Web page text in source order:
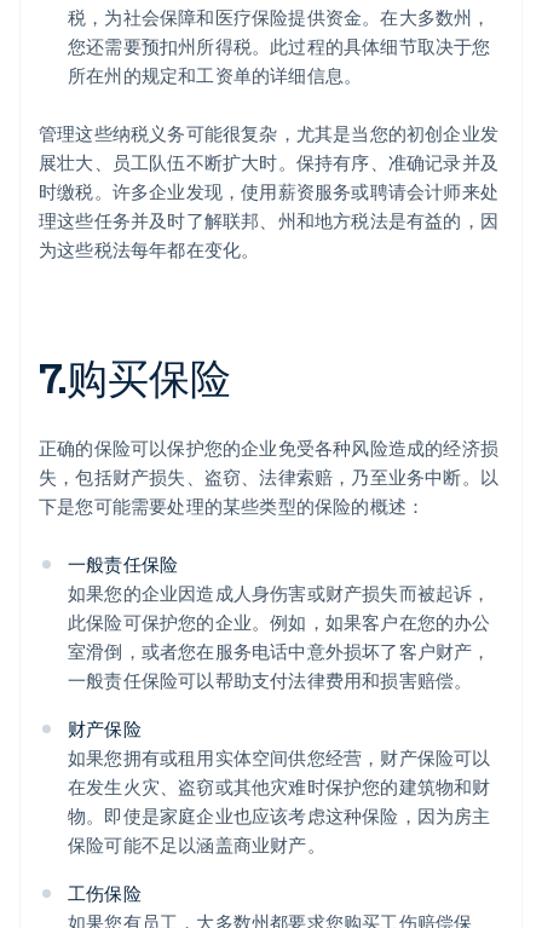
税，为社会保障和医疗保险提供资金。在大多数州，
您还需要预扣州所得税。此过程的具体细节取决于您
所在州的规定和工资单的详细信息。
管理这些纳税义务可能很复杂，尤其是当您的初创企业发
展壮大、员工队伍不断扩大时。保持有序、准确记录并及
时缴税。许多企业发现，使用薪资服务或聘请会计师来处
理这些任务并及时了解联邦、州和地方税法是有益的，因
为这些税法每年都在变化。
7.购买保险
正确的保险可以保护您的企业免受各种风险造成的经济损
失，包括财产损失、盗窃、法律索赔，乃至业务中断。以
下是您可能需要处理的某些类型的保险的概述：
一般责任保险
如果您的企业因造成人身伤害或财产损失而被起诉，
此保险可保护您的企业。例如，如果客户在您的办公
室滑倒，或者您在服务电话中意外损坏了客户财产，
一般责任保险可以帮助支付法律费用和损害赔偿。
财产保险
如果您拥有或租用实体空间供您经营，财产保险可以
在发生火灾、盗窃或其他灾难时保护您的建筑物和财
物。即使是家庭企业也应该考虑这种保险，因为房主
保险可能不足以涵盖商业财产。
工伤保险
如果您有员工，大多数州都要求您购买工伤赔偿保